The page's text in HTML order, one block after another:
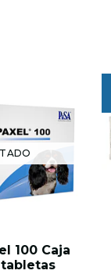
100 Caja